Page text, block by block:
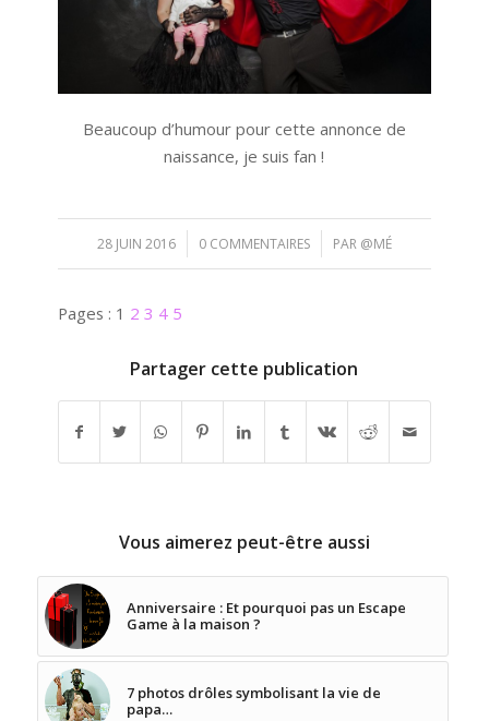
Beaucoup d’humour pour cette annonce de
naissance, je suis fan !
28 JUIN 2016
/ 0 COMMENTAIRES
/ PAR @MÉ
Pages : 1 2 3 4 5
Partager cette publication
Vous aimerez peut-être aussi
Anniversaire : Et pourquoi pas un Escape
Game à la maison ?
7 photos drôles symbolisant la vie de
papa…